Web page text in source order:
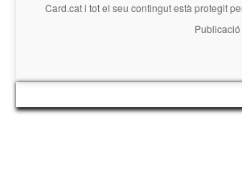
Card.cati tot el seu contingut està protegit